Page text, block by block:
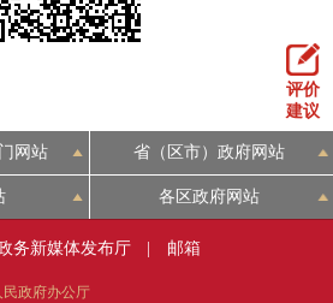
评价
建议
网站 省（区市）政府网站
各区政府网站
务新媒体发布厅 邮箱
政府办公厅